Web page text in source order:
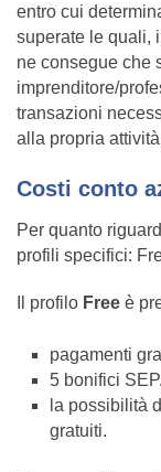
entro cui
superate le quali,
ne consegue che
imprenditore/
transazioni
alla propria
Costi conto
Per quanto
profili specifici:
Il profilo Free è
pagamenti
5 bonifici
la possibilità
gratuiti.